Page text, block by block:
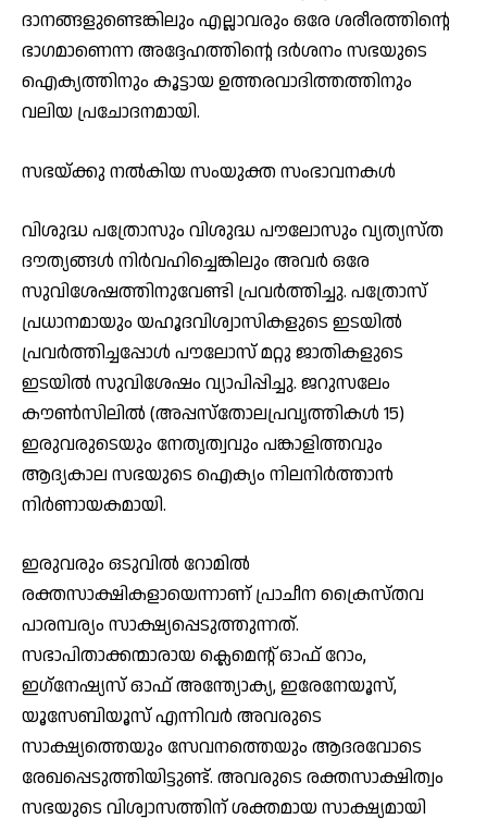
ദാനങ്ങളുണ്ടെങ്കിലും എല്ലാവരും ഒരേ ശരീരത്തിന്റെ
ഭാഗമാണെന്ന അദ്ദേഹത്തിന്റെ ദര്‍ശനം സഭയുടെ
ഐക്യത്തിനും കൂട്ടായ ഉത്തരവാദിത്തത്തിനും
വലിയ പ്രചോദനമായി.
സഭയ്ക്കു നല്‍കിയ സംയുക്ത സംഭാവനകള്‍
വിശുദ്ധ പത്രോസും വിശുദ്ധ പൗലോസും വ്യത്യസ്ത
ദൗത്യങ്ങള്‍ നിര്‍വഹിച്ചെങ്കിലും അവര്‍ ഒരേ
സുവിശേഷത്തിനുവേണ്ടി പ്രവര്‍ത്തിച്ചു. പത്രോസ്
പ്രധാനമായും യഹൂദവിശ്വാസികളുടെ ഇടയില്‍
പ്രവര്‍ത്തിച്ചപ്പോള്‍ പൗലോസ് മറ്റു ജാതികളുടെ
ഇടയില്‍ സുവിശേഷം വ്യാപിപ്പിച്ചു. ജറുസലേം
കൗണ്‍സിലില്‍ (അപ്പസ്‌തോലപ്രവൃത്തികള്‍ 15)
ഇരുവരുടെയും നേതൃത്വവും പങ്കാളിത്തവും
ആദ്യകാല സഭയുടെ ഐക്യം നിലനിര്‍ത്താന്‍
നിര്‍ണായകമായി.
ഇരുവരും ഒടുവില്‍ റോമില്‍
രക്തസാക്ഷികളായെന്നാണ് പ്രാചീന ക്രൈസ്തവ
പാരമ്പര്യം സാക്ഷ്യപ്പെടുത്തുന്നത്.
സഭാപിതാക്കന്മാരായ ക്ലെമെന്റ് ഓഫ് റോം,
ഇഗ്‌നേഷ്യസ് ഓഫ് അന്ത്യോക്യ, ഇരേനേയൂസ്,
യൂസേബിയൂസ് എന്നിവര്‍ അവരുടെ
സാക്ഷ്യത്തെയും സേവനത്തെയും ആദരവോടെ
രേഖപ്പെടുത്തിയിട്ടുണ്ട്. അവരുടെ രക്തസാക്ഷിത്വം
സഭയുടെ വിശ്വാസത്തിന് ശക്തമായ സാക്ഷ്യമായി